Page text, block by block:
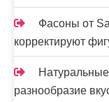
Фасоны от
корректируют
разнообразие